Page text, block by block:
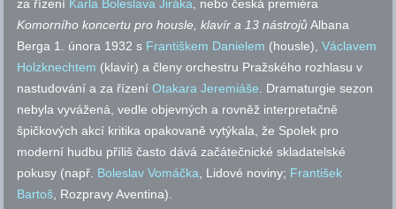
za řízení Karla Boleslava Jiráka, nebo česká premiéra
Komorního koncertu pro housle, klavír a 13 nástrojůAlbana
Berga 1. února 1932 s Františkem Danielem (housle),Václavem
Holzknechtem (klavír) a členy orchestru Pražského rozhlasu v
nastudování a za řízeníOtakara Jeremiáše. Dramaturgie sezon
nebyla vyvážená, vedle objevných a rovněž interpretačně
špičkových akcí kritika opakovaně vytýkala, že Spolek pro
moderní hudbu příliš často dává začátečnické skladatelské
pokusy (např. Boleslav Vomáčka, Lidové noviny; František
Bartoš, Rozpravy Aventina).